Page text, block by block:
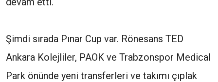
Şimdi sırada Pınar Cup var. Rönesans TED
Ankara Kolejliler, PAOK ve Trabzonspor Medical
Park önünde yeni transferleri ve takımı çıplak